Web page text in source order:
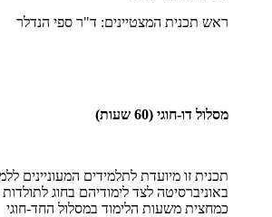
ראש תכנית המצטיינים: ד"ר ספי הנדלר
מסלול דו-חוגי (60 שעות)
תכנית זו מיועדת לתלמידים המעוניינים
באוניברסיטה לצד לימודיהם בחוג
כמחצית משעות הלימוד במסלול החד-חוגי